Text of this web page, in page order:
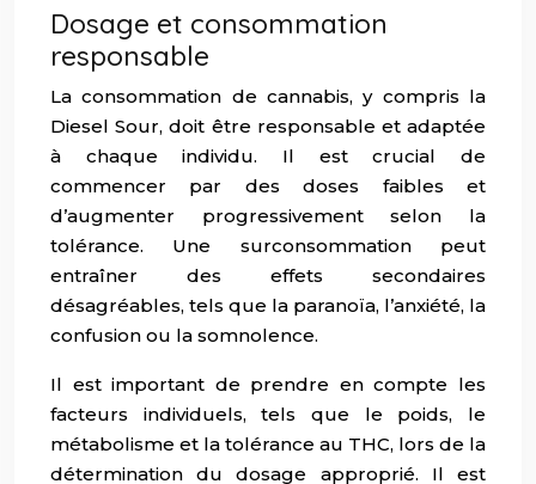
Dosage et consommation
responsable
La consommation de cannabis, y compris la
Diesel Sour, doit être responsable et adaptée
à chaque individu. Il est crucial de
commencer par des doses faibles et
d’augmenter progressivement selon la
tolérance. Une surconsommation peut
entraîner des effets secondaires
désagréables, tels que la paranoïa, l’anxiété, la
confusion ou la somnolence.
Il est important de prendre en compte les
facteurs individuels, tels que le poids, le
métabolisme et la tolérance au THC, lors de la
détermination du dosage approprié. Il est